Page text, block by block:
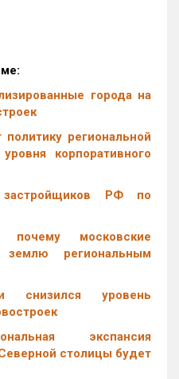
города на
региональной
корпоративного
застройщиков РФ по
почему московские
региональным
снизился уровень
экспансия
столицы будет